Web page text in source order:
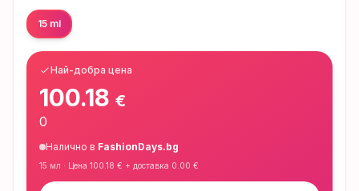
15 ml
Най-добра цена
100.18 €
0
Налично в FashionDays.bg
15 мл · Цена 100.18 € + доставка 0.00 €